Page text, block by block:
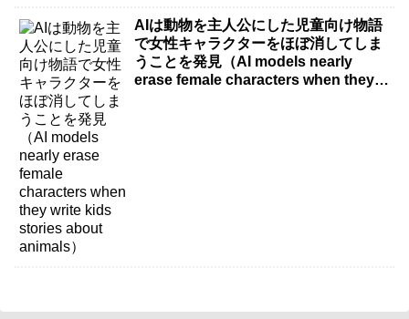
AIは動物を主人公にした児童向け物語
で女性キャラクターをほぼ消してしま
うことを発見（AI models nearly
erase female characters when they